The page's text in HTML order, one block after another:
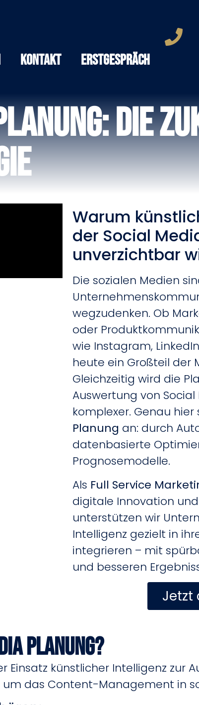
Kontakt Erstgespräch
Die
Warum
der Social
unverzichtbar
Die sozialen Medien
wegzudenken. Ob
oder
wie Instagram,
heute ein Großteil der
Gleichzeitig wird die
Auswertung von
komplexer. Genau hier
Planung an: durch
datenbasierte
Prognosemodelle.
Als Full Service
digitale Innovation
unterstützen wir
Intelligenz gezielt in
integrieren – mit
und besseren
Jetzt
Planung?
Einsatz künstlicher Intelligenz zur
das Content-Management in